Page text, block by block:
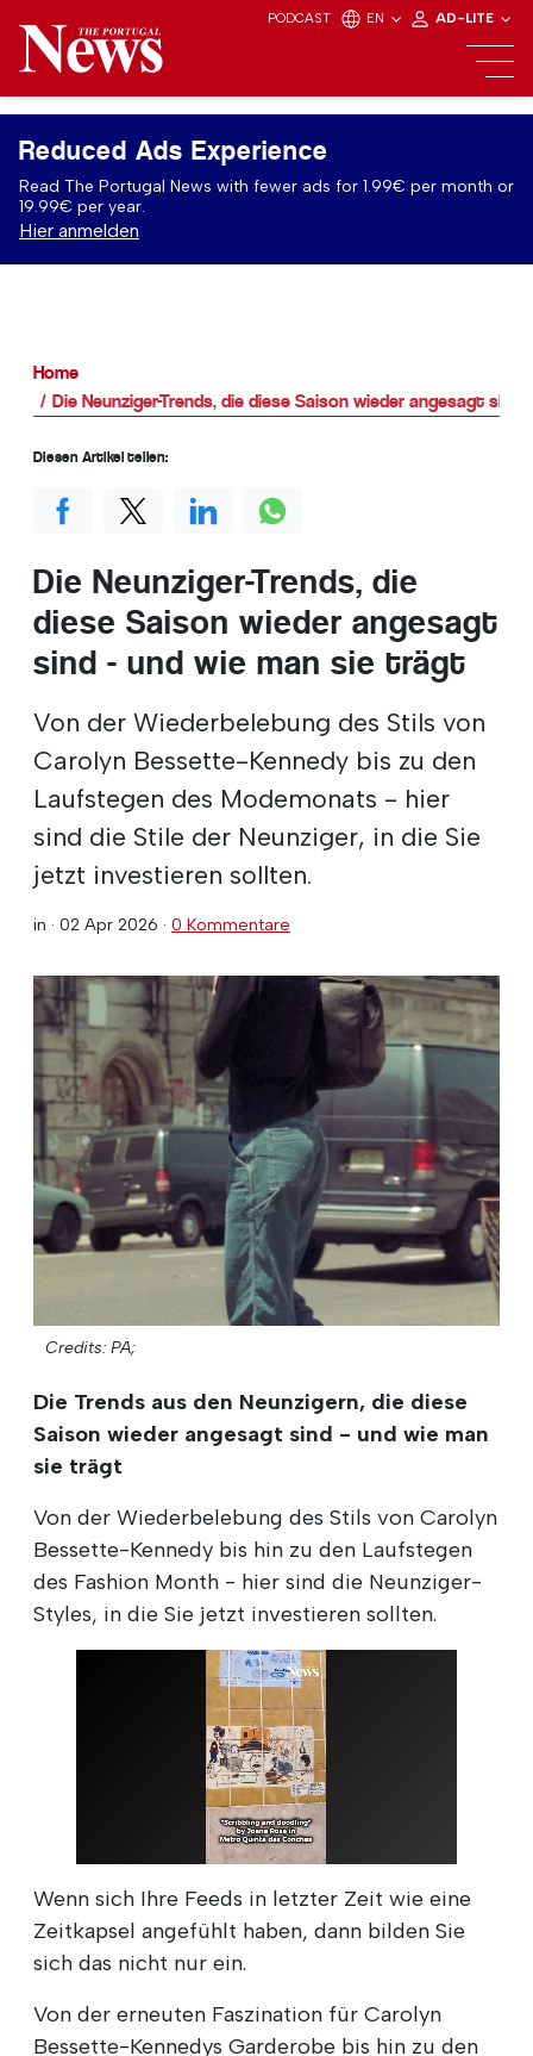
PODCAST EN AD-LITE
Reduced Ads Experience
Read The Portugal News with fewer ads for 1.99€ per month or
19.99€ per year.
Hier anmelden
Home
Die Neunziger-Trends, die diese Saison wieder angesagt
Die Neunziger-Trends, die
diese Saison wieder angesagt
sind - und wie man sie trägt
Von der Wiederbelebung des Stils von
Carolyn Bessette-Kennedy bis zu den
Laufstegen des Modemonats - hier
sind die Stile der Neunziger, in die Sie
jetzt investieren sollten.
in · 02 Apr 2026 · 0 Kommentare
Credits: PA;
Die Trends aus den Neunzigern, die diese
Saison wieder angesagt sind - und wie man
sie trägt
Von der Wiederbelebung des Stils von Carolyn
Bessette-Kennedy bis hin zu den Laufstegen
des Fashion Month - hier sind die Neunziger-
Styles, in die Sie jetzt investieren sollten.
Wenn sich Ihre Feeds in letzter Zeit wie eine
Zeitkapsel angefühlt haben, dann bilden Sie
sich das nicht nur ein.
Von der erneuten Faszination für Carolyn
Bessette-Kennedys Garderobe bis hin zu den
Diesen Artikel teilen: